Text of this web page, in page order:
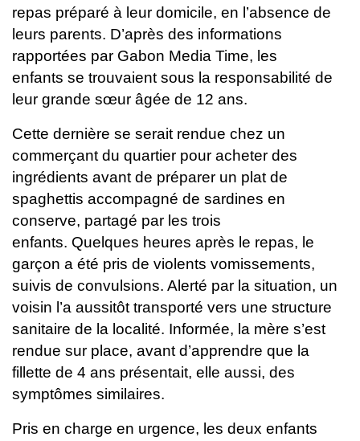
repas préparé à leur domicile, en l’absence de
leurs parents. D’après des informations
rapportées par Gabon Media Time, les
enfants se trouvaient sous la responsabilité de
leur grande sœur âgée de 12 ans.
Cette dernière se serait rendue chez un
commerçant du quartier pour acheter des
ingrédients avant de préparer un plat de
spaghettis accompagné de sardines en
conserve, partagé par les trois
enfants. Quelques heures après le repas, le
garçon a été pris de violents vomissements,
suivis de convulsions. Alerté par la situation, un
voisin l’a aussitôt transporté vers une structure
sanitaire de la localité. Informée, la mère s’est
rendue sur place, avant d’apprendre que la
fillette de 4 ans présentait, elle aussi, des
symptômes similaires.
Pris en charge en urgence, les deux enfants